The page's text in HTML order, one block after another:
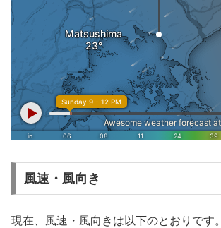
風速・風向き
現在、風速・風向きは以下のとおりです。